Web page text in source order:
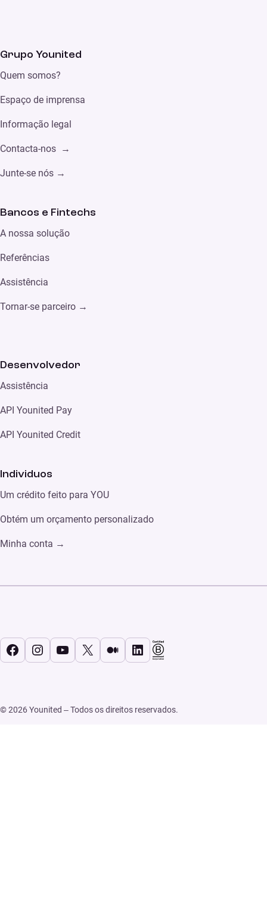
Grupo Younited
Quem somos?
Espaço de imprensa
Informação legal
Contacta-nos →
Junte-se nós →
Bancos e Fintechs
A nossa solução
Referências
Assistência
Tornar-se parceiro →
Desenvolvedor
Assistência
API Younited Pay
API Younited Credit
Individuos
Um crédito feito para YOU
Obtém um orçamento personalizado
Minha conta →
© 2026 Younited – Todos os direitos reservados.
Facebook
Instagram
YouTube
X MédioLinkedIn